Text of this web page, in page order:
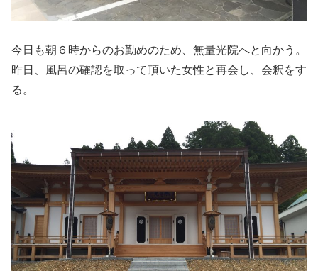
今日も朝６時からのお勤めのため、無量光院へと向かう。
昨日、風呂の確認を取って頂いた女性と再会し、会釈をす
る。